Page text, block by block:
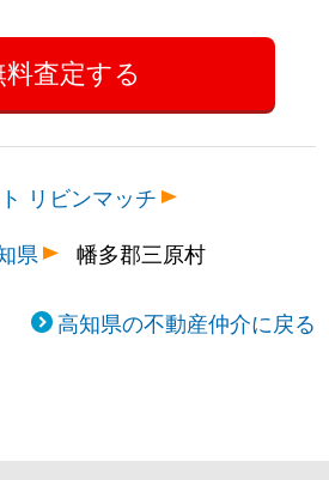
リビンマッチ
県 幡多郡三原村
高知県の不動産仲介に戻る